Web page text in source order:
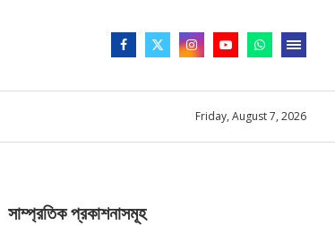
Friday, August 7, 2026
সাম্প্রতিক প্রকাশনাসমূহ